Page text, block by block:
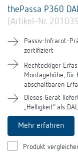
thePassa P360
(Artikel-Nr.
Passiv-Infrarot-
zertifiziert
Rechteckiger
Montagehöhe, für
abschaltbaren
Dieses Gerät
„Helligkeit“ als
Mehr erfahren
Produkt